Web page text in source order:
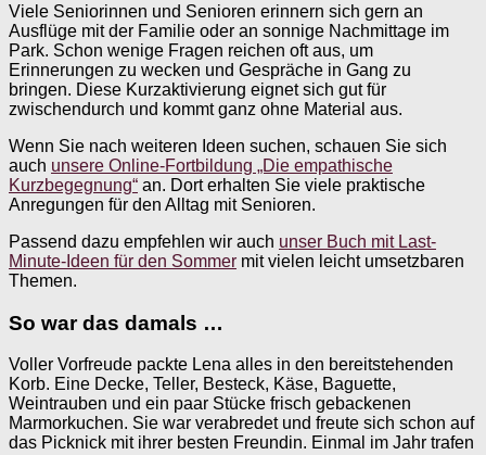
Viele Seniorinnen und Senioren erinnern sich gern an
Ausflüge mit der Familie oder an sonnige Nachmittage im
Park. Schon wenige Fragen reichen oft aus, um
Erinnerungen zu wecken und Gespräche in Gang zu
bringen. Diese Kurzaktivierung eignet sich gut für
zwischendurch und kommt ganz ohne Material aus.
Wenn Sie nach weiteren Ideen suchen, schauen Sie sich
auch unsere Online-Fortbildung „Die empathische
Kurzbegegnung“ an. Dort erhalten Sie viele praktische
Anregungen für den Alltag mit Senioren.
Passend dazu empfehlen wir auch unser Buch mit Last-
Minute-Ideen für den Sommer mit vielen leicht umsetzbaren
Themen.
So war das damals …
Voller Vorfreude packte Lena alles in den bereitstehenden
Korb. Eine Decke, Teller, Besteck, Käse, Baguette,
Weintrauben und ein paar Stücke frisch gebackenen
Marmorkuchen. Sie war verabredet und freute sich schon auf
das Picknick mit ihrer besten Freundin. Einmal im Jahr trafen